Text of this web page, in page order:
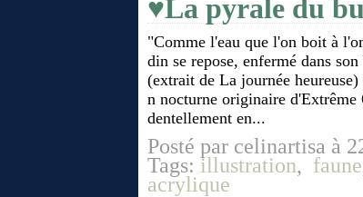
♥La pyrale du
"Comme l'eau que l'on boit à
din se repose, enfermé dans
(extrait de La journée
n nocturne originaire
dentellement en...
Posté par celinartisa à
Tags: illustration, faune
acrylique